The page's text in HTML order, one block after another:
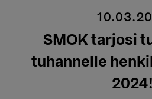
SMOK tarjosi
tuhannelle
2024!